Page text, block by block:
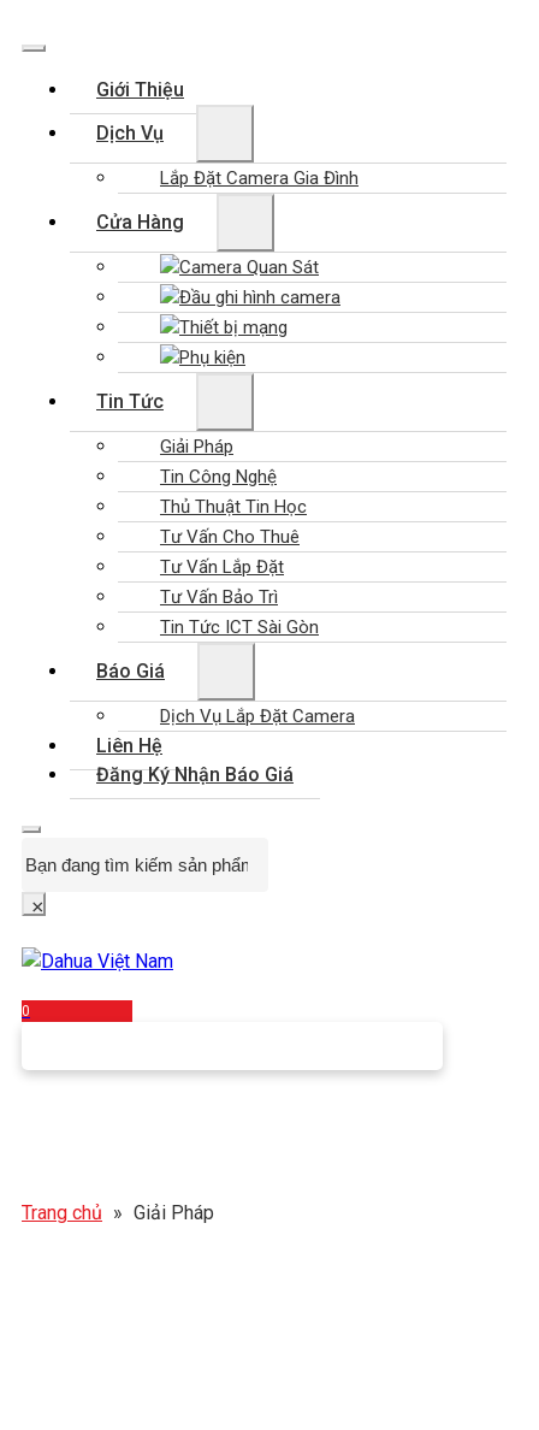
Giới Thiệu
Dịch Vụ
Lắp Đặt Camera Gia Đình
Cửa Hàng
Camera Quan Sát
Đầu ghi hình camera
Thiết bị mạng
Phụ kiện
Tin Tức
Giải Pháp
Tin Công Nghệ
Thủ Thuật Tin Học
Tư Vấn Cho Thuê
Tư Vấn Lắp Đặt
Tư Vấn Bảo Trì
Tin Tức ICT Sài Gòn
Báo Giá
Dịch Vụ Lắp Đặt Camera
Liên Hệ
Đăng Ký Nhận Báo Giá
×
0
Trang chủ » Giải Pháp